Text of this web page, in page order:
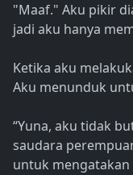
"Maaf." Aku pikir
jadi aku hanya
Ketika aku
Aku menunduk
“Yuna, aku tidak
saudara
untuk mengatakan